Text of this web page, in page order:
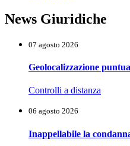
News Giuridiche
07 agosto 2026
Geolocalizzazione
Controlli a distanza
06 agosto 2026
Inappellabile la